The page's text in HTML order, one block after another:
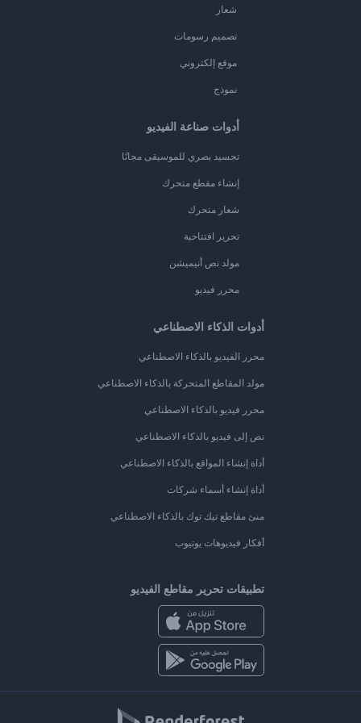
شعار
تصميم رسومات
موقع إلكتروني
نموذج
أدوات صناعة الفيديو
تجسيد بصري للموسيقى مجانًا
إنشاء مقطع متحرك
شعار متحرك
تحرير افتتاحية
مولد نص أنيميشن
محرر فيديو
أدوات الذكاء الاصطناعي
محرر الفيديو بالذكاء الاصطناعي
مولد المقاطع المتحركة بالذكاء الاصطناعي
محرر فيديو بالذكاء الاصطناعي
نص إلى فيديو بالذكاء الاصطناعي
أداة إنشاء المواقع بالذكاء الاصطناعي
أداة إنشاء أسماء شركات
منئ مقاطع تيك توك بالذكاء الاصطناعي
أفكار فيديوهات يوتيوب
تطبيقات تحرير مقاطع الفيديو